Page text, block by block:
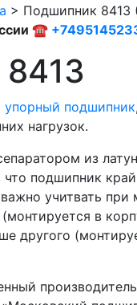
> Подшипник 8413
☎
упорный подшипник
нагрузок.
из
что подшипник
учитвать
в
другого